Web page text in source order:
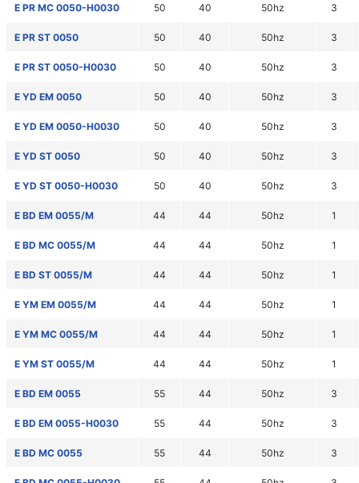
E PR MC 0050-H0030 50 40 50hz 3
E PR ST 0050 50 40 50hz 3
E PR ST 0050-H0030 50 40 50hz 3
E YD EM 0050 50 40 50hz 3
E YD EM 0050-H0030 50 40 50hz 3
E YD ST 0050 50 40 50hz 3
E YD ST 0050-H0030 50 40 50hz 3
E BD EM 0055/M 44 44 50hz 1
E BD MC 0055/M 44 44 50hz 1
E BD ST 0055/M 44 44 50hz 1
E YM EM 0055/M 44 44 50hz 1
E YM MC 0055/M 44 44 50hz 1
E YM ST 0055/M 44 44 50hz 1
E BD EM 0055 55 44 50hz 3
E BD EM 0055-H0030 55 44 50hz 3
E BD MC 0055 55 44 50hz 3